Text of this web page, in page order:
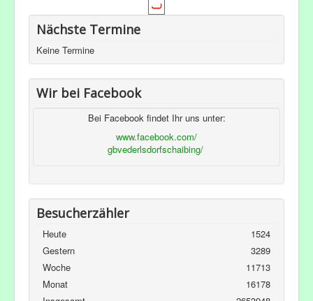
Nächste Termine
Keine Termine
Wir bei Facebook
Bei Facebook findet Ihr uns unter:
www.facebook.com/
gbvederlsdorfschaibing/
Besucherzähler
Heute
1524
Gestern
3289
Woche
11713
Monat
16178